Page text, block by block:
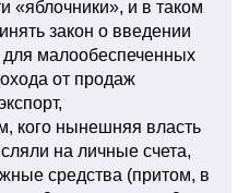
«яблочники», и в таком
закон о введении
для малообеспеченных
от продаж
кого нынешняя власть
на личные счета,
средства (притом, в